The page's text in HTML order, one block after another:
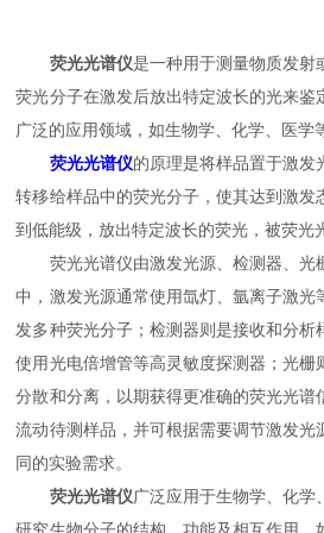
荧光光谱仪是一种用于测量物质发射
荧光分子在激发后放出特定波长的光来鉴
广泛的应用领域，如生物学、化学、医学
荧光光谱仪的原理是将样品置于激发
转移给样品中的荧光分子，使其达到激发
到低能级，放出特定波长的荧光，被荧光
荧光光谱仪由激发光源、检测器、光
中，激发光源通常使用氙灯、氩离子激光
发多种荧光分子；检测器则是接收和分析
使用光电倍增管等高灵敏度探测器；光栅
分散和分离，以期获得更准确的荧光光谱
流动待测样品，并可根据需要调节激发光
同的实验需求。
荧光光谱仪广泛应用于生物学、化学